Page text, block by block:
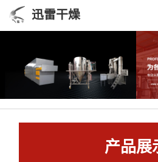
迅雷干燥
产品展